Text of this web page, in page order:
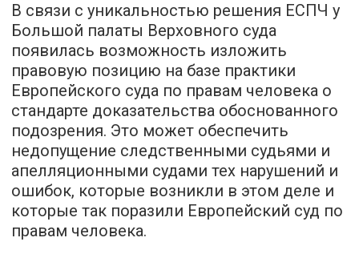
В связи с уникальностью решения ЕСПЧ у
Большой палаты Верховного суда
появилась возможность изложить
правовую позицию на базе практики
Европейского суда по правам человека о
стандарте доказательства обоснованного
подозрения. Это может обеспечить
недопущение следственными судьями и
апелляционными судами тех нарушений и
ошибок, которые возникли в этом деле и
которые так поразили Европейский суд по
правам человека.